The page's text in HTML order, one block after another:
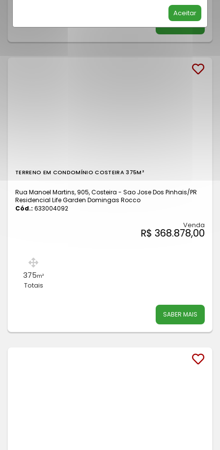
Aceitar
TERRENO EM CONDOMÍNIO COSTEIRA 375M²
Rua Manoel Martins, 905, Costeira - Sao Jose Dos Pinhais/PR
Residencial Life Garden Domingas Rocco
Cód.: 633004092
Venda
R$ 368.878,00
375m²
Totais
SABER MAIS